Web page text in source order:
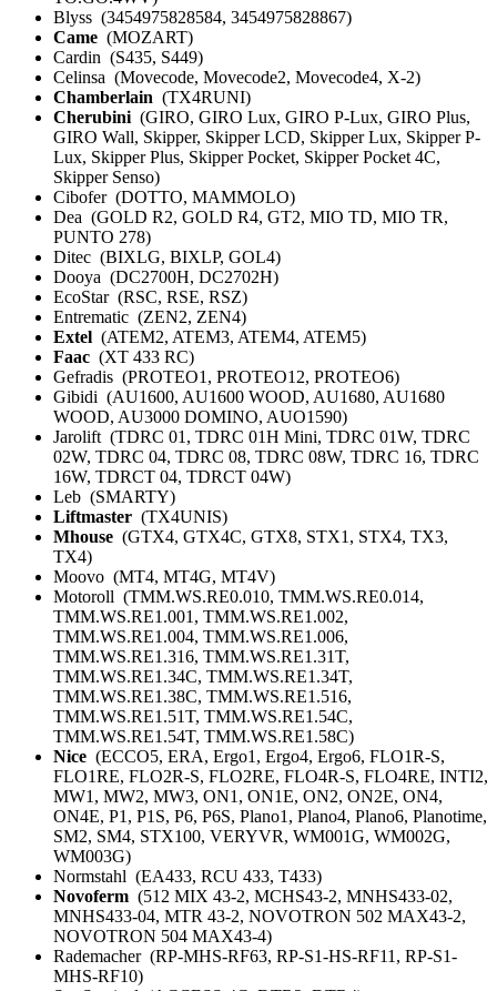
Blyss (3454975828584, 3454975828867)
Came (MOZART)
Cardin (S435, S449)
Celinsa (Movecode, Movecode2, Movecode4, X-2)
Chamberlain (TX4RUNI)
Cherubini (GIRO, GIRO Lux, GIRO P-Lux, GIRO Plus,
GIRO Wall, Skipper, Skipper LCD, Skipper Lux, Skipper P-
Lux, Skipper Plus, Skipper Pocket, Skipper Pocket 4C,
Skipper Senso)
Cibofer (DOTTO, MAMMOLO)
Dea (GOLD R2, GOLD R4, GT2, MIO TD, MIO TR,
PUNTO 278)
Ditec (BIXLG, BIXLP, GOL4)
Dooya (DC2700H, DC2702H)
EcoStar (RSC, RSE, RSZ)
Entrematic (ZEN2, ZEN4)
Extel (ATEM2, ATEM3, ATEM4, ATEM5)
Faac (XT 433 RC)
Gefradis (PROTEO1, PROTEO12, PROTEO6)
Gibidi (AU1600, AU1600 WOOD, AU1680, AU1680
WOOD, AU3000 DOMINO, AUO1590)
Jarolift (TDRC 01, TDRC 01H Mini, TDRC 01W, TDRC
02W, TDRC 04, TDRC 08, TDRC 08W, TDRC 16, TDRC
16W, TDRCT 04, TDRCT 04W)
Leb (SMARTY)
Liftmaster (TX4UNIS)
Mhouse (GTX4, GTX4C, GTX8, STX1, STX4, TX3,
TX4)
Moovo (MT4, MT4G, MT4V)
Motoroll (TMM.WS.RE0.010, TMM.WS.RE0.014,
TMM.WS.RE1.001, TMM.WS.RE1.002,
TMM.WS.RE1.004, TMM.WS.RE1.006,
TMM.WS.RE1.316, TMM.WS.RE1.31T,
TMM.WS.RE1.34C, TMM.WS.RE1.34T,
TMM.WS.RE1.38C, TMM.WS.RE1.516,
TMM.WS.RE1.51T, TMM.WS.RE1.54C,
TMM.WS.RE1.54T, TMM.WS.RE1.58C)
Nice (ECCO5, ERA, Ergo1, Ergo4, Ergo6, FLO1R-S,
FLO1RE, FLO2R-S, FLO2RE, FLO4R-S, FLO4RE, INTI2,
MW1, MW2, MW3, ON1, ON1E, ON2, ON2E, ON4,
ON4E, P1, P1S, P6, P6S, Plano1, Plano4, Plano6, Planotime,
SM2, SM4, STX100, VERYVR, WM001G, WM002G,
WM003G)
Normstahl (EA433, RCU 433, T433)
Novoferm (512 MIX 43-2, MCHS43-2, MNHS433-02,
MNHS433-04, MTR 43-2, NOVOTRON 502 MAX43-2,
NOVOTRON 504 MAX43-4)
Rademacher (RP-MHS-RF63, RP-S1-HS-RF11, RP-S1-
MHS-RF10)